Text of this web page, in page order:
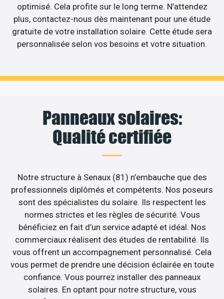
optimisé. Cela profite sur le long terme. N’attendez
plus, contactez-nous dès maintenant pour une étude
gratuite de votre installation solaire. Cette étude sera
personnalisée selon vos besoins et votre situation.
Panneaux solaires:
Qualité certifiée
Notre structure à Senaux (81) n’embauche que des
professionnels diplômés et compétents. Nos poseurs
sont des spécialistes du solaire. Ils respectent les
normes strictes et les règles de sécurité. Vous
bénéficiez en fait d’un service adapté et idéal. Nos
commerciaux réalisent des études de rentabilité. Ils
vous offrent un accompagnement personnalisé. Cela
vous permet de prendre une décision éclairée en toute
confiance. Vous pourrez installer des panneaux
solaires. En optant pour notre structure, vous